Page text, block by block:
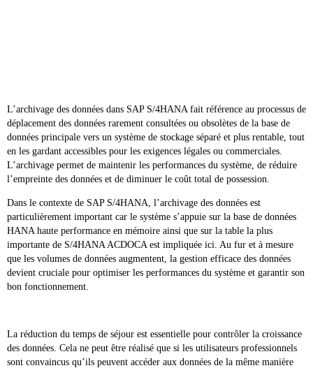
L’archivage des données dans SAP S/4HANA fait référence au processus de
déplacement des données rarement consultées ou obsolètes de la base de
données principale vers un système de stockage séparé et plus rentable, tout
en les gardant accessibles pour les exigences légales ou commerciales.
L’archivage permet de maintenir les performances du système, de réduire
l’empreinte des données et de diminuer le coût total de possession.
Dans le contexte de SAP S/4HANA, l’archivage des données est
particulièrement important car le système s’appuie sur la base de données
HANA haute performance en mémoire ainsi que sur la table la plus
importante de S/4HANA ACDOCA est impliquée ici. Au fur et à mesure
que les volumes de données augmentent, la gestion efficace des données
devient cruciale pour optimiser les performances du système et garantir son
bon fonctionnement.
La réduction du temps de séjour est essentielle pour contrôler la croissance
des données. Cela ne peut être réalisé que si les utilisateurs professionnels
sont convaincus qu’ils peuvent accéder aux données de la même manière